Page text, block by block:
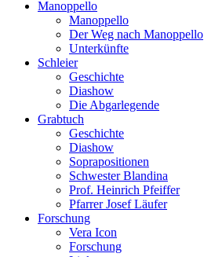
Manoppello
Manoppello
Der Weg nach Manoppello
Unterkünfte
Schleier
Geschichte
Diashow
Die Abgarlegende
Grabtuch
Geschichte
Diashow
Soprapositionen
Schwester Blandina
Prof. Heinrich Pfeiffer
Pfarrer Josef Läufer
Forschung
Vera Icon
Forschung